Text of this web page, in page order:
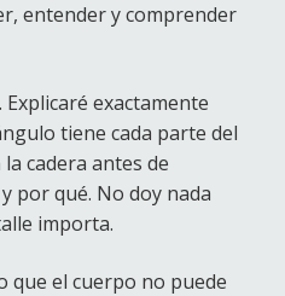
entender y comprender
Explicaré exactamente
tiene cada parte del
cadera antes de
por qué. No doy nada
importa.
que el cuerpo no puede